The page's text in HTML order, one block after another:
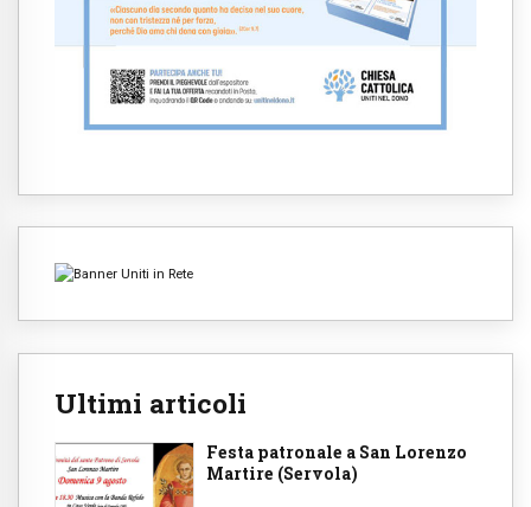
Ultimi articoli
Festa patronale a San Lorenzo
Martire (Servola)